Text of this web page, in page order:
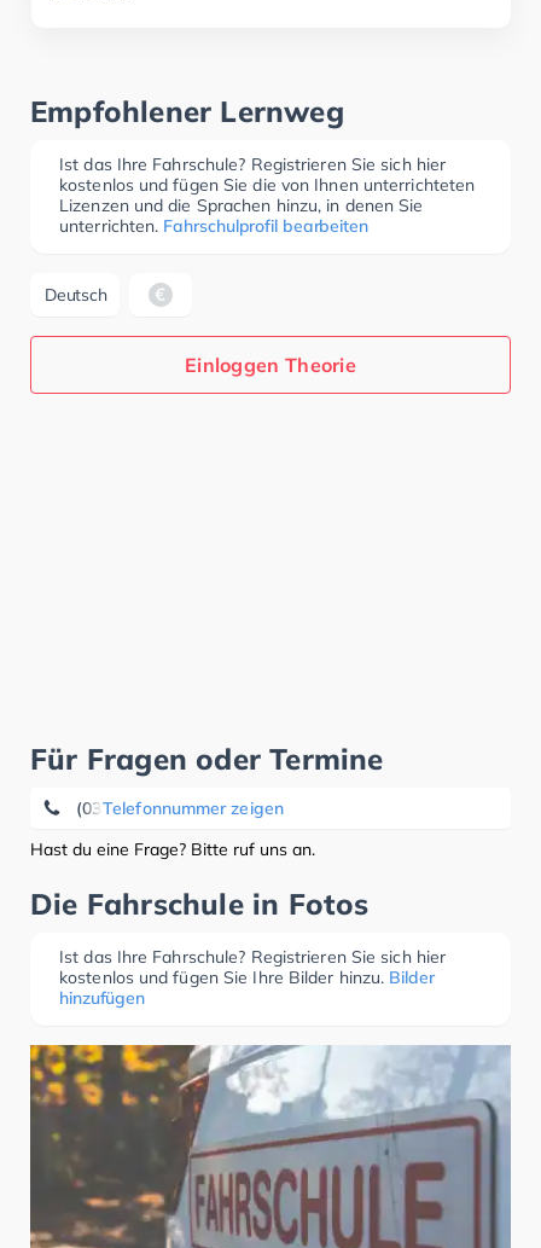
Empfohlener Lernweg
Ist das Ihre Fahrschule? Registrieren Sie sich hier
kostenlos und fügen Sie die von Ihnen unterrichteten
Lizenzen und die Sprachen hinzu, in denen Sie
unterrichten. Fahrschulprofil bearbeiten
Deutsch
Einloggen Theorie
Für Fragen oder Termine
Telefonnummer zeigen
(03863) 55 57 30
Hast du eine Frage? Bitte ruf uns an.
Die Fahrschule in Fotos
Ist das Ihre Fahrschule? Registrieren Sie sich hier
kostenlos und fügen Sie Ihre Bilder hinzu. Bilder
hinzufügen